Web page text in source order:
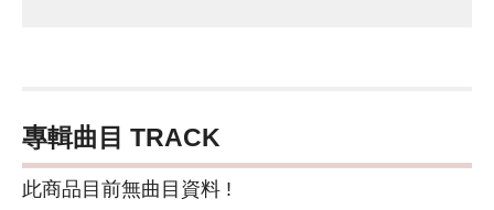
專輯曲目 TRACK
此商品目前無曲目資料 !